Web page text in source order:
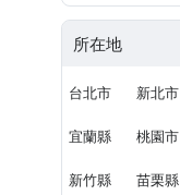
所在地
台北市 新北市
宜蘭縣 桃園市
新竹縣 苗栗縣